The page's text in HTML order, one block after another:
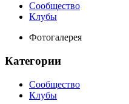
Сообщество
Клубы
Фотогалерея
Категории
Сообщество
Клубы